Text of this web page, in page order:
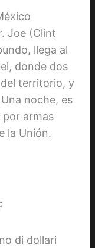
Joe (Clint
llega al
donde dos
territorio, y
noche, es
armas
la Unión.
di dollari